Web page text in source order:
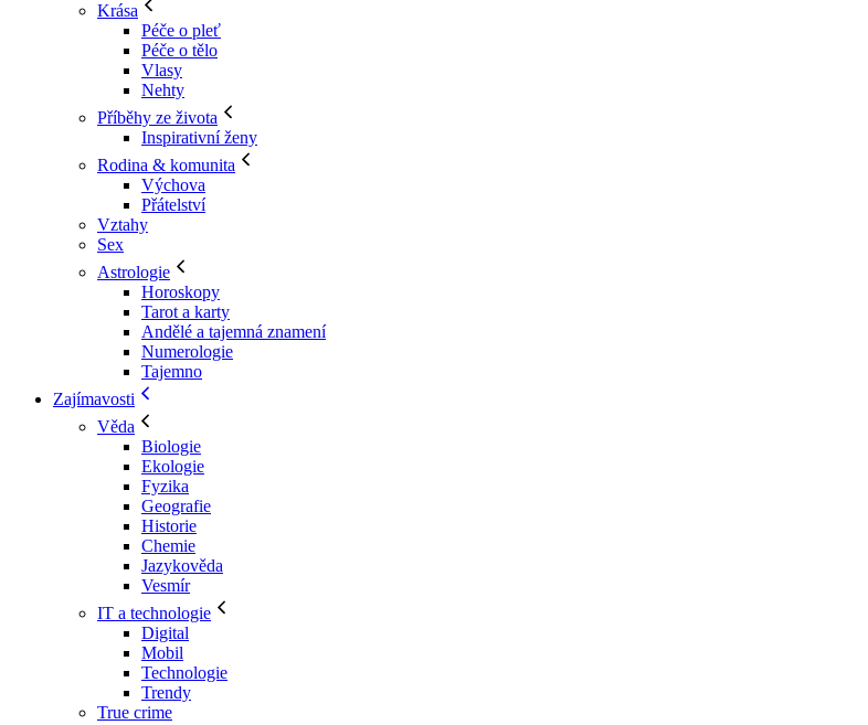
Krása
Péče o pleť
Péče o tělo
Vlasy
Nehty
Příběhy ze života
Inspirativní ženy
Rodina & komunita
Výchova
Přátelství
Vztahy
Sex
Astrologie
Horoskopy
Tarot a karty
Andělé a tajemná znamení
Numerologie
Tajemno
Zajímavosti
Věda
Biologie
Ekologie
Fyzika
Geografie
Historie
Chemie
Jazykověda
Vesmír
IT a technologie
Digital
Mobil
Technologie
Trendy
True crime